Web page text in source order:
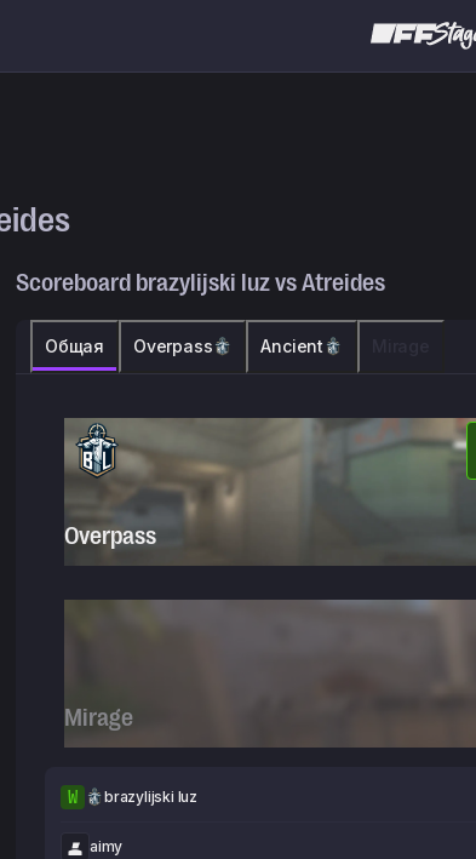
Scoreboard brazylijski luzvsAtreides
Общая Overpass Ancient
Overpass
Mirage
W brazylijski luz
aimy